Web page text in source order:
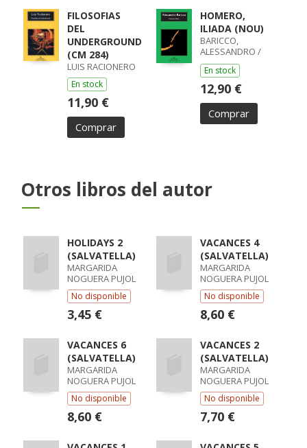
FILOSOFIAS
DEL
UNDERGROUND
(CM 284)
LUIS RACIONERO
En stock
11,90 €
Comprar
HOMERO,
ILIADA (NOU)
BARICCO,
ALESSANDRO /
ALESSANDRO
BARICCO
En stock
12,90 €
Comprar
Otros libros del autor
HOLIDAYS 2
(SALVATELLA)
MARGARIDA
NOGUERA PUJOL
No disponible
3,45 €
VACANCES 4
(SALVATELLA)
MARGARIDA
NOGUERA PUJOL
No disponible
8,60 €
VACANCES 6
(SALVATELLA)
MARGARIDA
NOGUERA PUJOL
No disponible
8,60 €
VACANCES 2
(SALVATELLA)
MARGARIDA
NOGUERA PUJOL
No disponible
7,70 €